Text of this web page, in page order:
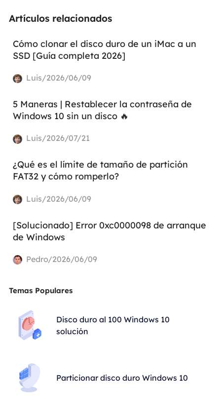
Artículos relacionados
Cómo clonar el disco duro de un iMac a un
SSD [Guía completa 2026]
Luis/2026/06/09
5 Maneras | Restablecer la contraseña de
Windows 10 sin un disco 🔥
Luis/2026/07/21
¿Qué es el límite de tamaño de partición
FAT32 y cómo romperlo?
Luis/2026/06/09
[Solucionado] Error 0xc0000098 de arranque
de Windows
Pedro/2026/06/09
Temas Populares
Disco duro al 100 Windows 10
solución
Particionar disco duro Windows 10